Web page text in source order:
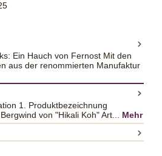
Ein Hauch von Fernost Mit den
aus der renommierten Manufaktur
1. Produktbezeichnung
von "Hikali Koh" Art... Mehr